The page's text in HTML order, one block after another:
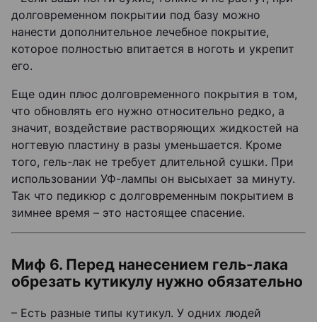
долговременном покрытии под базу можно
нанести дополнительное лечебное покрытие,
которое полностью впитается в ноготь и укрепит
его.
Еще один плюс долговременного покрытия в том,
что обновлять его нужно относительно редко, а
значит, воздействие растворяющих жидкостей на
ногтевую пластину в разы уменьшается. Кроме
того, гель-лак не требует длительной сушки. При
использовании УФ-лампы он высыхает за минуту.
Так что педикюр с долговременным покрытием в
зимнее время – это настоящее спасение.
Миф 6. Перед нанесением гель-лака
обрезать кутикулу нужно обязательно
– Есть разные типы кутикул. У одних людей